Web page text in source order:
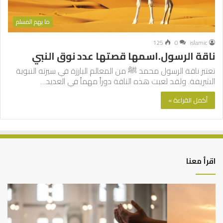
ما يهم المسلم
islamic
0
125
ناقة الرسول.اسمها قصتها عدد نوق النبي
تعتبر ناقة الرسول محمد ﷺ من المعالم البارزة في سيرته النبوية
الشريفة. ولقد لعبت هذه الناقة دوراً مهماً في العديد…
أكمل القراءة »
اقرأ معنا
أهم
عدم
استجابة